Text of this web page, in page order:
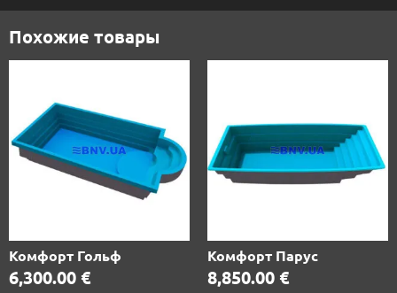
Похожие товары
Комфорт Гольф
6,300.00 €
Комфорт Парус
8,850.00 €